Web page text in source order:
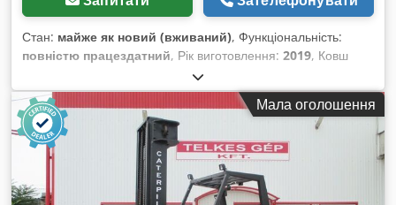
мм Застосування та основні характеристики: - Висока сила
конструкція двигуна без складної системи очистки вихлопу -
Відмінні параметри для важких земляних і
завантажувальних робіт Транспортні розміри: Транспортна
довжина: 10,4 м Транспортна ширина: 3,19 м Транспортна
висота: 3,35 м Ширина шасі (LC): 3,19 м Довжина гусениць
по опорній поверхні: 4,0 м Вказана ціна є нетто, діє для
експорту та для підприємств. Для приватних клієнтів
можливий значний дисконт — запрошуємо телефонуйте
безпосередньо, щоб отримати найкращу ціну :)
Стан: майже як новий (вживаний), Функціональність:
повністю працездатний, Рік виготовлення: 2019, Ковш
важкого типу Caterpillar 938M 5,5 м³ Cedpewa R Tbjfx
Ahmjrf У відмінному стані
Мала оголошення